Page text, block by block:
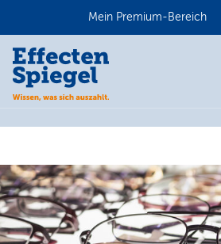
Mein Premium-Bereich